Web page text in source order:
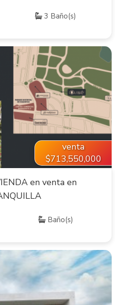
3 Baño(s)
venta
$713,550,000
en venta en
Baño(s)